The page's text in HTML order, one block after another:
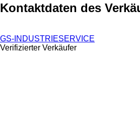
Kontaktdaten des
GS-INDUSTRIESERVICE
Verifizierter Verkäufer